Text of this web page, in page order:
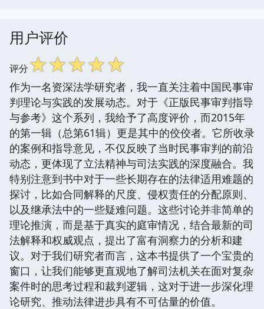
用户评价
评分☆☆☆☆☆
作为一名资深法学研究者，我一直关注着中国民事审
判理论与实践的发展动态。对于《正版民事审判指导
与参考》这个系列，我给予了高度评价，而2015年
的第一辑（总第61辑）更是其中的佼佼者。它所收录
的案例和指导意见，不仅反映了当时民事审判的前沿
动态，更体现了立法精神与司法实践的深度融合。我
特别注意到书中对于一些长期存在的法律适用难题的
探讨，比如合同解释的尺度、侵权责任的分配原则、
以及继承法中的一些疑难问题。这些讨论并非简单的
理论推演，而是基于真实的庭审情况，结合最新的司
法解释和权威观点，提出了富有洞察力的分析和建
议。对于我们研究者而言，这本书提供了一个宝贵的
窗口，让我们能够更直观地了解司法机关在面对复杂
案件时的思考过程和裁判逻辑，这对于进一步深化理
论研究、推动法律进步具有不可估量的价值。